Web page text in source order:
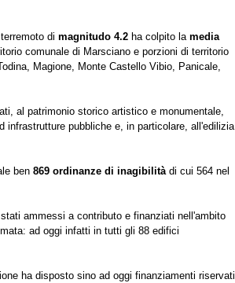
di magnitudo 4.2 ha colpito la media
comunale di Marsciano e porzioni di territorio
Magione, Monte Castello Vibio, Panicale,
al patrimonio storico artistico e monumentale,
pubbliche e, in particolare, all'edilizia
ben 869 ordinanze di inagibilità di cui 564 nel
ammessi a contributo e finanziati nell'ambito
ad oggi infatti in tutti gli 88 edifici
ha disposto sino ad oggi finanziamenti riservati